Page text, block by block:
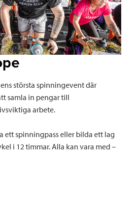
största spinningevent där
samla in pengar till
arbete.
ett spinningpass eller bilda ett lag
i 12 timmar. Alla kan vara med –